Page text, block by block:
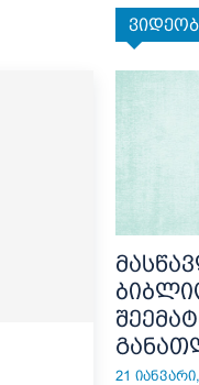
21